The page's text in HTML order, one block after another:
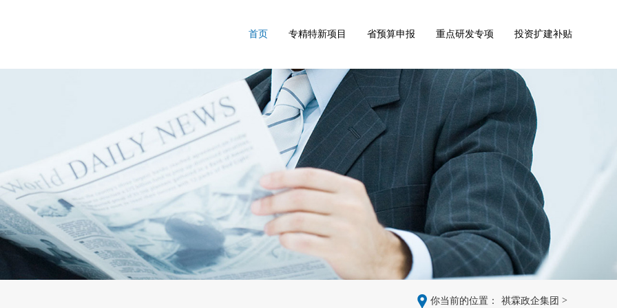
首页 专精特新项目 省预算申报 重点研发专项 投资扩建补贴
你当前的位置： 祺霖政企集团 >